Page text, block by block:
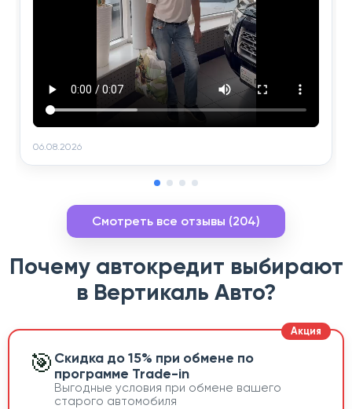
06.08.2026
Смотреть все отзывы (204)
Почему автокредит выбирают
в Вертикаль Авто?
🎯 Скидка до 15% при обмене по
программе Trade-in
Выгодные условия при обмене вашего
старого автомобиля